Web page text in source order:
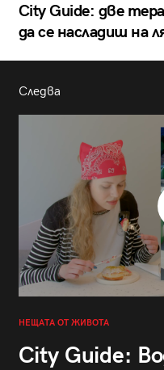
City Guide: две
да се насладиш на
Следва
НЕЩАТА ОТ ЖИВОТА
City Guide: